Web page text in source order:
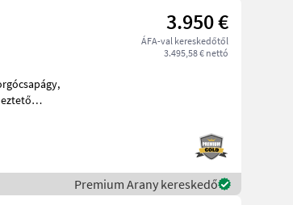
3.950 €
ÁFA-val kereskedőtől
3.495,58 € nettó
Premium Arany kereskedő